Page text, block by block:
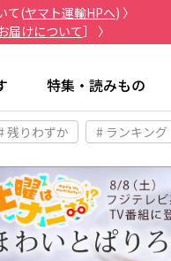
て(ヤマト運輸HPへ) 〉
届けについて］ 〉
特集・読みもの
残りわずか # ランキング